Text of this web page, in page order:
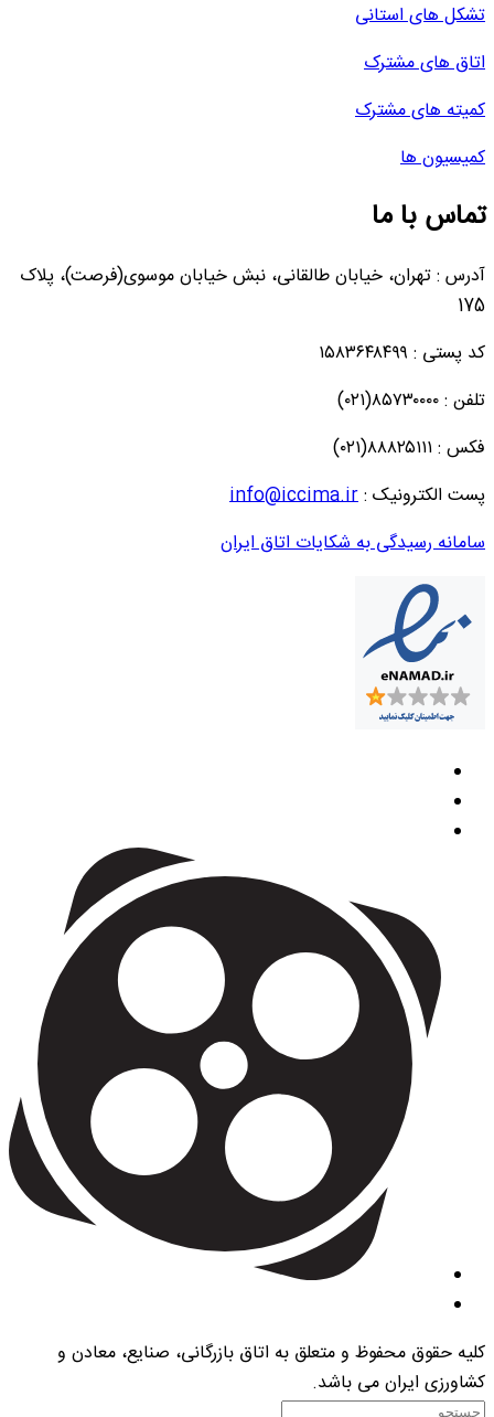
تشکل های استانی
اتاق های مشترک
کمیته های مشترک
کمیسیون ها
تماس با ما
آدرس : تهران، خیابان طالقانی، نبش خیابان موسوی(فرصت)، پلاک
175
کد پستی : ۱۵۸۳۶۴۸۴۹۹
تلفن : ۸۵۷۳۰۰۰۰(۰۲۱)
فکس : ۸۸۸۲۵۱۱۱(۰۲۱)
پست الکترونیک :info@iccima.ir
سامانه رسیدگی به شکایات اتاق ایران
کلیه حقوق محفوظ و متعلق به اتاق بازرگانی، صنایع، معادن و
کشاورزی ایران می باشد.